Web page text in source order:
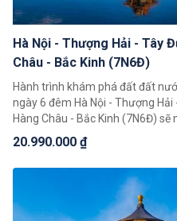
Hà Nội - Thượng Hải - Tây
Châu - Bắc Kinh (7N6Đ)
Hành trình khám phá đất đất
ngày 6 đêm Hà Nội - Thượng Hải - Tây Đường -
Hàng Châu - Bắc Kinh (7N6Đ) sẽ
khách những trải nghiệm tuyệt
trình này du khách có thể chiêm
đất nước Trung Hoa rộng lớn,
thành phố nổi tiếng là Bắc Kinh,
20.990.000 ₫